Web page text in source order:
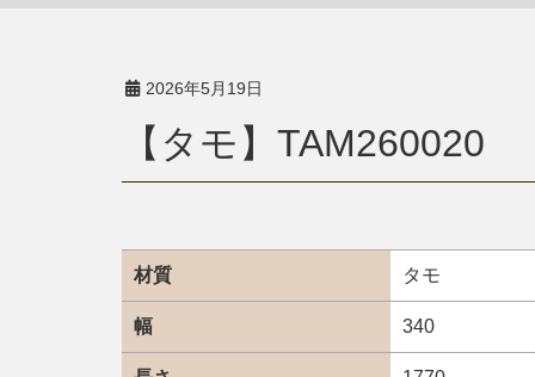
2026年5月19日
【タモ】TAM260020
材質 タモ
幅 340